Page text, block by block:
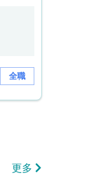
全職
更多